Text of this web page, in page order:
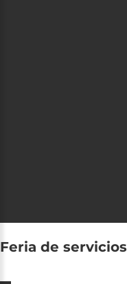
Feria de servicios